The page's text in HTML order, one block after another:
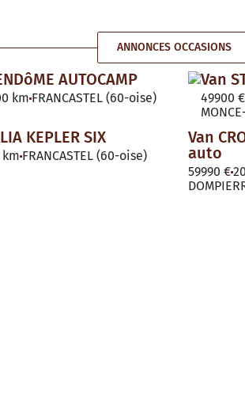
ANNONCES OCCASIONS
AUTOCAMP
km FRANCASTEL (60-oise)
Van
49900 €
KEPLER SIX
km FRANCASTEL (60-oise)
Van
auto
59990 €